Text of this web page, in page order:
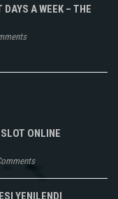
A WEEK – THE
ONLINE
YENILENDI